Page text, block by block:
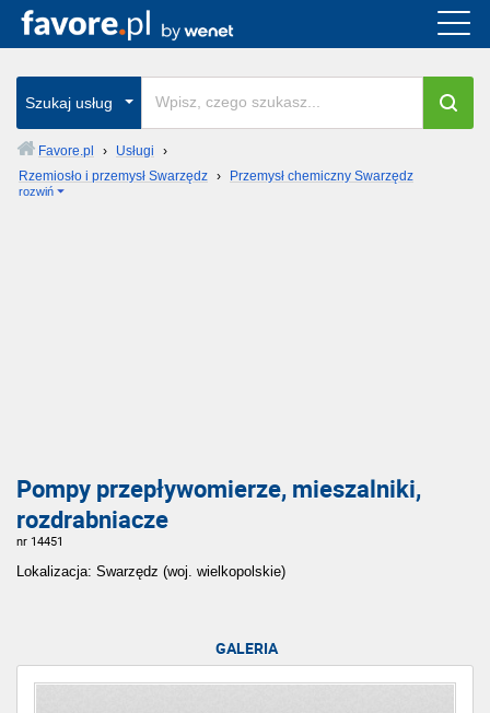
Szukaj usług
Favore.pl › Usługi
›
Rzemiosło i przemysł Swarzędz › Przemysł chemiczny Swarzędz
rozwiń
Pompy przepływomierze, mieszalniki,
rozdrabniacze
nr 14451
Lokalizacja: Swarzędz (woj. wielkopolskie)
GALERIA